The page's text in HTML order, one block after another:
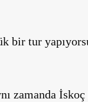
bir tur
zamanda